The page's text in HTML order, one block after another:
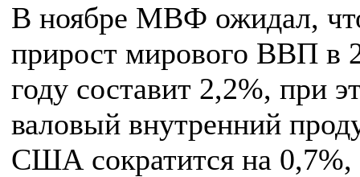
В ноябре МВФ ожидал,
прирост мирового ВВП в
году составит 2,2%, при
валовый внутренний
США сократится на